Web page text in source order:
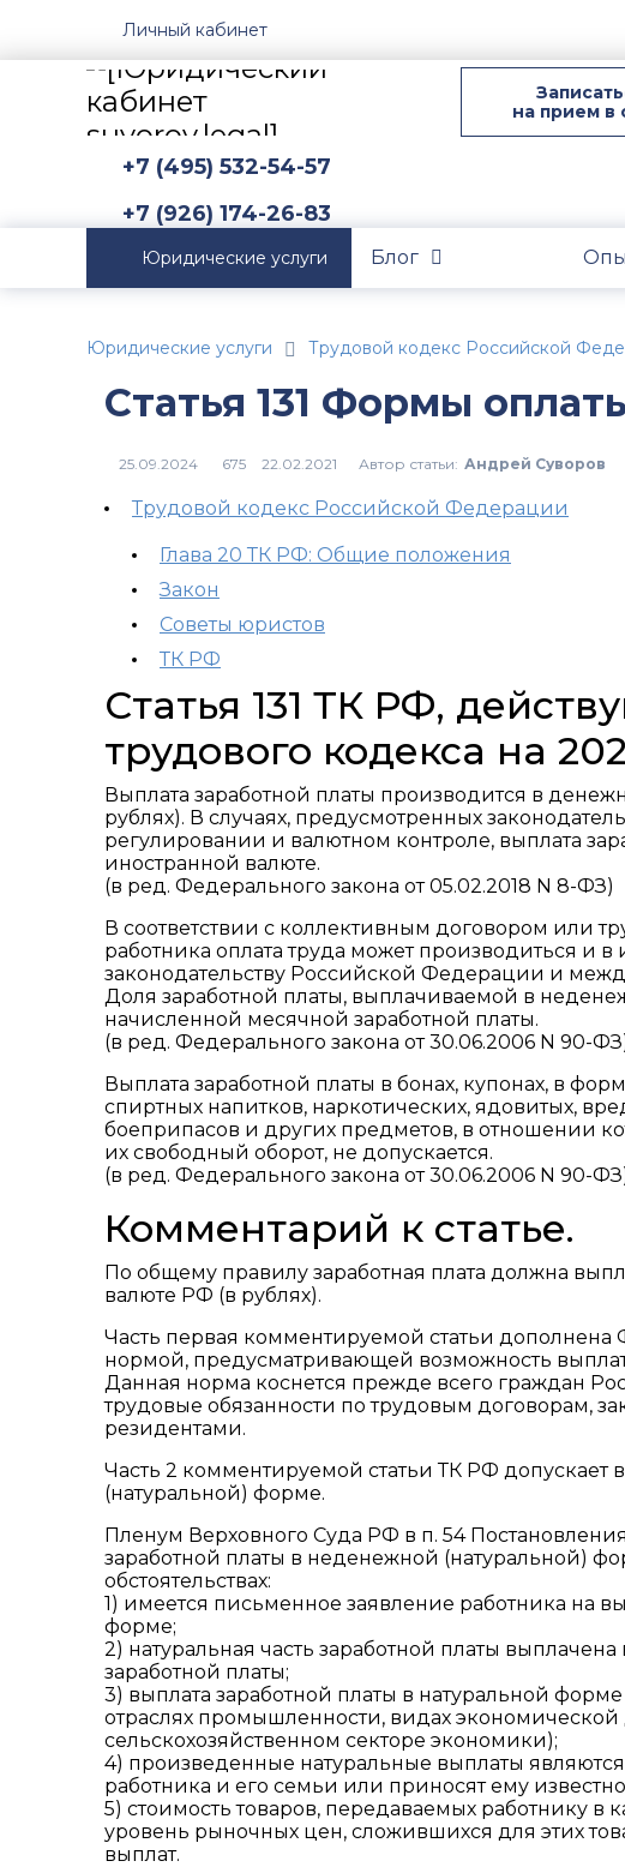
Личный кабинет
на прием в
+7 (495) 532-54-57
+7 (926) 174-26-83
Юридические услуги Блог
Юридические услуги Трудовой кодекс Российской
Статья 131 Формы
675 Автор статьи: Андрей Суворов
Трудовой кодекс Российской Федерации
Глава 20 ТК РФ: Общие положения
Закон
Советы юристов
ТК РФ
Статья 131 ТК РФ,
трудового кодекса на
Выплата заработной платы производится в
рублях). В случаях, предусмотренных
регулировании и валютном контроле, выплата
иностранной валюте.
(в ред. Федерального закона от 05.02.2018 N 8-ФЗ)
В соответствии с коллективным договором или
работника оплата труда может производиться и
законодательству Российской Федерации и
Доля заработной платы, выплачиваемой в
начисленной месячной заработной платы.
(в ред. Федерального закона от 30.06.2006 N 90-
Выплата заработной платы в бонах, купонах, в
спиртных напитков, наркотических, ядовитых,
боеприпасов и других предметов, в отношении
их свободный оборот, не допускается.
(в ред. Федерального закона от 30.06.2006 N 90-
Комментарий к статье.
По общему правилу заработная плата должна
валюте РФ (в рублях).
Часть первая комментируемой статьи
нормой, предусматривающей возможность
Данная норма коснется прежде всего граждан
трудовые обязанности по трудовым
резидентами.
Часть 2 комментируемой статьи ТК РФ допускает
(натуральной) форме.
Пленум Верховного Суда РФ в п. 54 Постановления
заработной платы в неденежной (натуральной)
обстоятельствах:
1) имеется письменное заявление работника на
форме;
2) натуральная часть заработной платы
заработной платы;
3) выплата заработной платы в натуральной
отраслях промышленности, видах
сельскохозяйственном секторе экономики);
4) произведенные натуральные выплаты
работника и его семьи или приносят ему
5) стоимость товаров, передаваемых работнику в
уровень рыночных цен, сложившихся для этих
выплат.